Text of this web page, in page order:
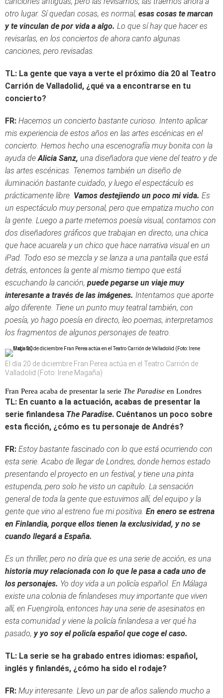
otro lugar. Sí quedan cosas, es normal, esas cosas te marcan
y te vinculan de por vida a algo. Lo que sí hay que hacer es
revisarlas, en los conciertos de ahora canto algunas
canciones, pero revisadas.
TL: La gente que vaya a verte el próximo día 20 al Teatro
Carrión de Valladolid, ¿qué va a encontrarse en tu
concierto?
FR: Hacemos un concierto bastante curioso. Intento aplicar
mis experiencia de estos años en las artes escénicas en el
concierto. Hemos hecho una escenografía muy bonita con la
ayuda deAlicia Sanz, una diseñadora que viene del teatro y de
las artes escénicas. Tenemos también un diseño de
iluminación bastante cuidado, y luego el espectáculo es
prácticamente libre. Vamos destejiendo un poco mi vida. Es
un espectáculo muy personal, pero que empatiza mucho con
la gente. Luego a parte metemos poesía visual, contamos con
dos diseñadores gráficos que trabajan en directo, una chica
que hace acuarela y un chico que hace narrativa visual en un
iPad. Todo eso se mezcla y se lanza a una pantalla que está
detrás, entonces la gente al mismo tiempo que está
escuchando la canción, puede pegarse un viaje muy
interesante a través de las imágenes. Intentamos que aporte
algo diferente. Tiene un punto muy teatral también, con
poesía, yo hago poesía en directo, leo poemas, interpretamos
los fragmentos de algunos personajes de teatro.
El día 20 de diciembre Fran Perea actúa en el Teatro Carrión de
Valladolid (Foto: Irene Magaña)
Fran Perea acaba de presentar la serie The Paradise en Londres
TL: En cuanto a la actuación, acabas de presentar la
serie finlandesa The Paradise. Cuéntanos un poco sobre
esta ficción, ¿cómo es tu personaje de Andrés?
FR: Estoy bastante fascinado con lo que está ocurriendo con
esta serie. Acabo de llegar de Londres, donde hemos estado
presentando el proyecto en un festival, y tiene una pinta
estupenda, pero solo he visto un capítulo. La sensación
general de toda la gente que estuvimos allí, del equipo y la
gente que vino al estreno fue mi positiva. En enero se estrena
en Finlandia, porque ellos tienen la exclusividad, y no se
cuando llegará a España.
Es un thriller, pero no diría que es una serie de acción, es una
historia muy relacionada con lo que le pasa a cada uno de
los personajes. Yo doy vida a un policía español. En Málaga
existe una colonia de finlandeses muy importante que viven
allí, en Fuengirola, entonces hay una serie de asesinatos en
esta comunidad y viene la policía finlandesa a ver qué ha
pasado, y yo soy el policía español que coge el caso.
TL: La serie se ha grabado entres idiomas: español,
inglés y finlandés, ¿cómo ha sido el rodaje?
FR: Muy interesante. Llevo un par de años saliendo mucho a